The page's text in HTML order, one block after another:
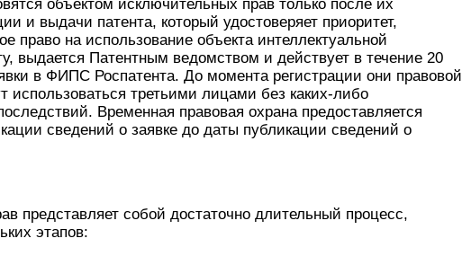
объектом исключительных прав только после их
и выдачи патента, который удостоверяет приоритет,
право на использование объекта интеллектуальной
выдается Патентным ведомством и действует в течение 20
в ФИПС Роспатента. До момента регистрации они правовой
использоваться третьими лицами без каких-либо
Временная правовая охрана предоставляется
сведений о заявке до даты публикации сведений о
представляет собой достаточно длительный процесс,
этапов: